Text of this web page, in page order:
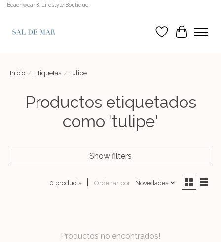
Beachwear & Lifestyle Boutique
Lista de deseos
Cesta
Inicio / Etiquetas / tulipe
Productos etiquetados
como 'tulipe'
Show filters
0 products Ordenar por Novedades
Productos no encontrados!